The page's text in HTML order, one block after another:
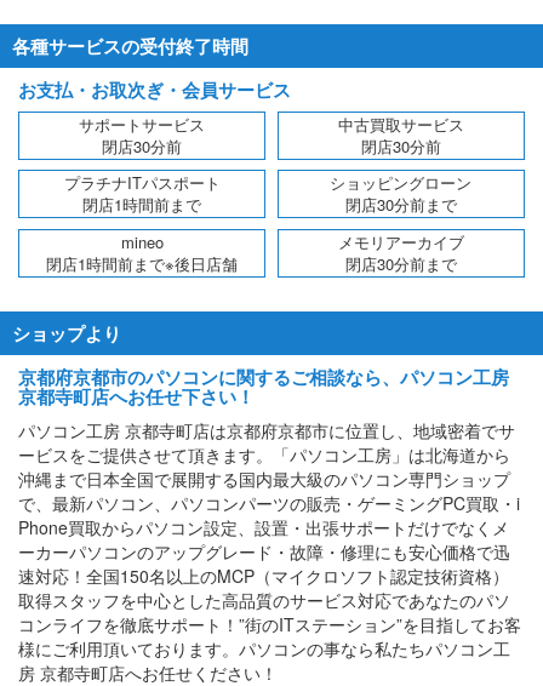
各種サービスの受付終了時間
お支払・お取次ぎ・会員サービス
サポートサービス
閉店30分前
中古買取サービス
閉店30分前
プラチナITパスポート
閉店1時間前まで
ショッピングローン
閉店30分前まで
mineo
閉店1時間前まで※後日店舗
メモリアーカイブ
閉店30分前まで
ショップより
京都府京都市のパソコンに関するご相談なら、パソコン工房
京都寺町店へお任せ下さい！
パソコン工房 京都寺町店は京都府京都市に位置し、地域密着でサ
ービスをご提供させて頂きます。「パソコン工房」は北海道から
沖縄まで日本全国で展開する国内最大級のパソコン専門ショップ
で、最新パソコン、パソコンパーツの販売・ゲーミングPC買取・i
Phone買取からパソコン設定、設置・出張サポートだけでなくメ
ーカーパソコンのアップグレード・故障・修理にも安心価格で迅
速対応！全国150名以上のMCP（マイクロソフト認定技術資格）
取得スタッフを中心とした高品質のサービス対応であなたのパソ
コンライフを徹底サポート！”街のITステーション”を目指してお客
様にご利用頂いております。パソコンの事なら私たちパソコン工
房 京都寺町店へお任せください！